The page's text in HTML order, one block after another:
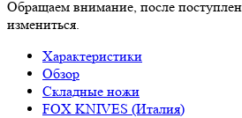
Обращаем внимание, после
измениться.
Характеристики
Обзор
Складные ножи
FOX KNIVES (Италия)